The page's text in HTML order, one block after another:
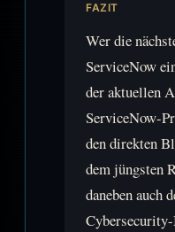
FAZIT
Wer die
ServiceNow
der aktuellen
ServiceNow-
den direkten
dem jüngsten
daneben auch